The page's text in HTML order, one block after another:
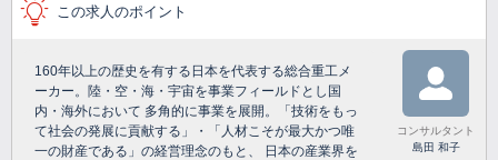
この求人のポイント
160年以上の歴史を有する日本を代表する総合重工メ
ーカー。陸・空・海・宇宙を事業フィールドとし国
内・海外において 多角的に事業を展開。「技術をもっ
て社会の発展に貢献する」・「人材こそが最大かつ唯
一の財産である」の経営理念のもと、 日本の産業界を
コンサルタント
島田 和子